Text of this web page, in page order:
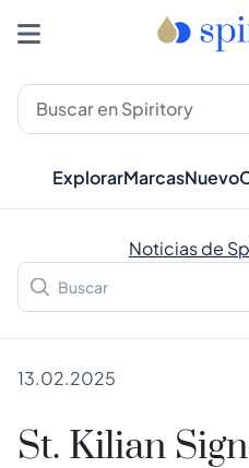
ExplorarMarcasNuevo
Noticias de
13.02.2025
St. Kilian